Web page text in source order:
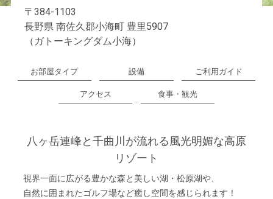
〒384-1103
長野県 南佐久郡小海町 豊里5907
（ガトーキングダム小海）
お部屋タイプ 設備 ご利用ガイド
アクセス 食事・観光
八ヶ岳連峰と千曲川が流れる風光明媚な高原
リゾート
視界一面に広がる豊かな森と美しい湖・松原湖や、
自然に囲まれたゴルフ場など癒し空間を感じられます！